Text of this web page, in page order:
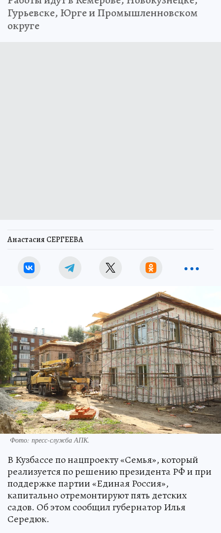
Гурьевске, Юрге и Промышленновском
округе
Анастасия СЕРГЕЕВА
Фото: пресс-служба АПК.
В Кузбассе по нацпроекту «Семья», который
реализуется по решению президента РФ и при
поддержке партии «Единая Россия»,
капитально отремонтируют пять детских
садов. Об этом сообщил губернатор Илья
Середюк.